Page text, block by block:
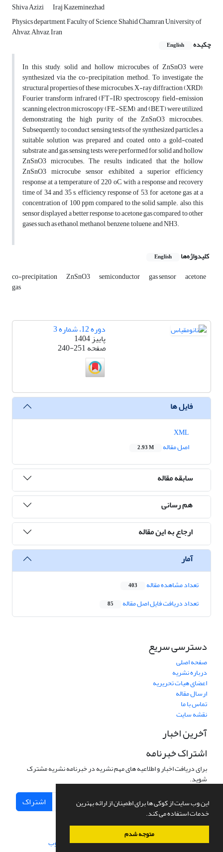
این وب سایت از کوکی ها برای اطمینان از ارائه بهترین
خدمات استفاده می کند.
متوجه شدم
Shiva Azizi
Iraj Kazeminezhad
Physics department, Faculty of Science, Shahid Chamran University of
Ahvaz, Ahvaz, Iran
چکیده
English
In this study, solid and hollow microcubes of ZnSnO3 were
synthesized via the co-precipitation method. To investigate the
structural properties of these microcubes, X-ray diffraction (XRD),
Fourier transform infrared (FT-IR) spectroscopy, field-emission
scanning electron microscopy (FE-SEM), and (BET) were utilized,
demonstrating the high purity of the ZnSnO3 microcubes.
Subsequently, to conduct sensing tests of the synthesized particles, a
suitable solution was prepared and coated onto a gold-coated
substrate, and gas sensing tests were performed for solid and hollow
ZnSnO3 microcubes. The results indicated that the hollow
ZnSnO3 microcube sensor exhibited a superior efficiency
response at a temperature of 220 oC, with a response and recovery
time of 34 and 35 s, efficiency response of 53, for acetone gas at a
concentration of 100 ppm compared to the solid sample. also, this
sensor displayed a better response to acetone gas compared to other
gases such as ethanol, methanol, benzene, toluene, and NH3.
کلیدواژه‌ها English
co-precipitation ZnSnO3 semiconductor gas sensor acetone
gas
دوره 12، شماره 3
پاییز 1404
صفحه240-251
فایل ها
اصل مقاله
2.93 M
سابقه مقاله
هم رسانی
ارجاع به این مقاله
آمار
تعداد مشاهده مقاله 403
تعداد دریافت فایل اصل مقاله 85
دسترسی سریع
صفحه اصلی
درباره نشریه
اعضای هیات تحریریه
ارسال مقاله
تماس با ما
نقشه سایت
آخرین اخبار
اشتراک خبرنامه
برای دریافت اخبار و اطلاعیه های مهم نشریه در خبرنامه نشریه مشترک
شوید.
اشتراک
سامانه مدیریت نشریات علمی.طراحی و پیاده سازی از سیناوب